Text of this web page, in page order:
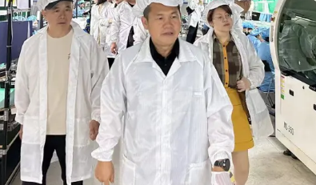
访嘉宾在美得理工作人员的陪同下，走进
直观感受美得理的制造实力与匠心品质，